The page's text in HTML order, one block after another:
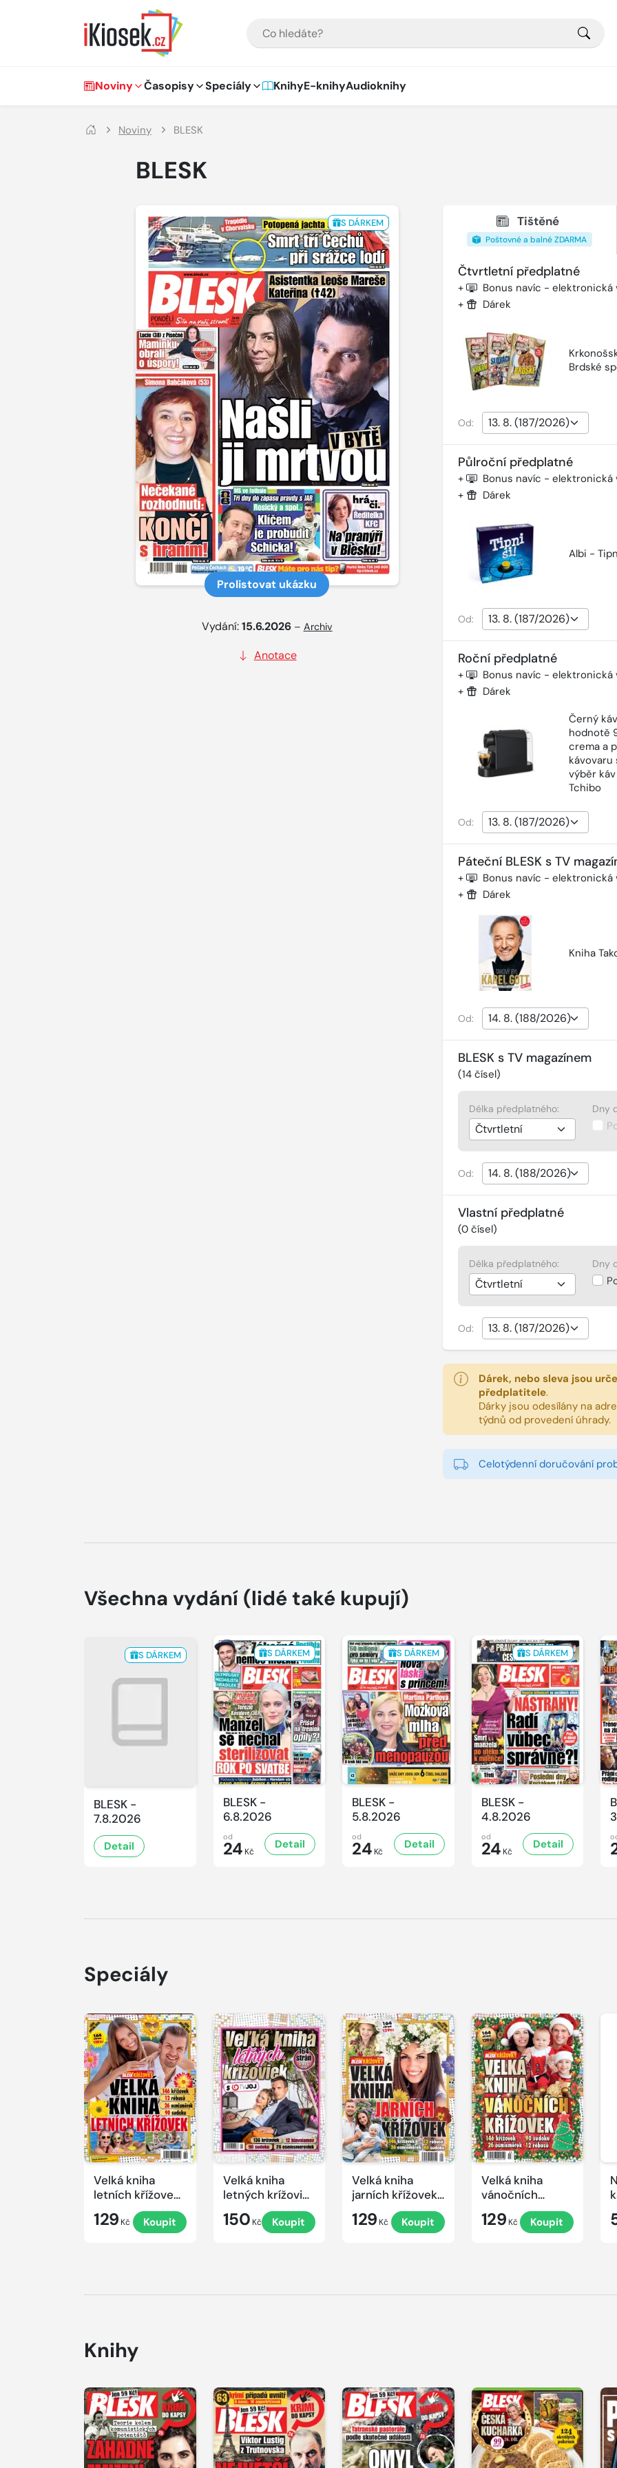
Hlavní navigace
Noviny Časopisy Speciály KnihyE-knihyAudioknihy
Noviny BLESK
BLESK
S DÁRKEM
Prolistovat ukázku
Vydání:15.6.2026 – Archiv
Anotace
Tištěné
Poštovné a balné ZDARMA
Čtvrtletní předplatné
+ Bonus navíc - elektronická
+ Dárek
Brdské
Od:
Půlroční předplatné
+ Bonus navíc - elektronická
+ Dárek
Albi -
Od:
Roční předplatné
+ Bonus navíc - elektronická
+
Dárek
Černý
hodnotě
crema a
kávovaru
výběr
Tchibo
Od:
Páteční BLESK s TV
+ Bonus navíc - elektronická
+ Dárek
Kniha
Od:
BLESK s TV magazínem
(14čísel)
Délka předplatného: Dny
Od:
Vlastní předplatné
(0čísel)
Délka předplatného: Dny
Od:
Dárek, nebo sleva jsou
předplatitele.
Dárky jsou odesílány na
týdnů od provedení úhrady.
Celotýdenní doručování
Všechna vydání (lidé také kupují)
S DÁRKEM
BLESK -
7.8.2026
Detail
S DÁRKEM
BLESK -
6.8.2026
od
24 Kč
Detail
S DÁRKEM
BLESK -
5.8.2026
od
24 Kč
Detail
S DÁRKEM
BLESK -
4.8.2026
od
24 Kč
Detail
Speciály
Velká kniha
letních křížovek
129 Kč Koupit
Velká kniha
letných krížoviek
s TV JOJ 2026
150 Kč Koupit
Velká kniha
jarních křížovek
129 Kč Koupit
Velká kniha
vánočních
křížovek 2025
129 Kč Koupit
Knihy